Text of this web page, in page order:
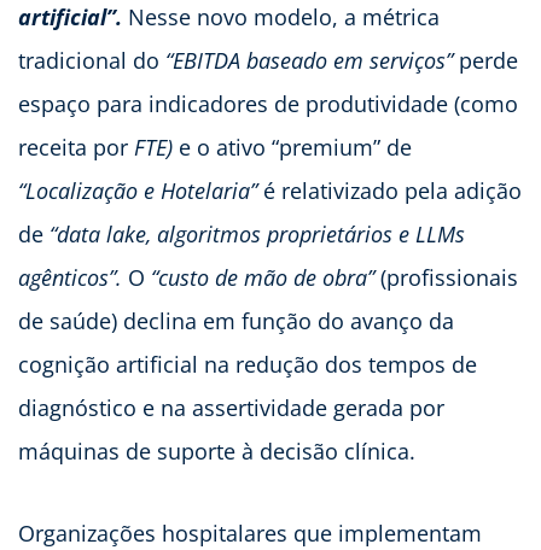
artificial”. Nesse novo modelo, a métrica
tradicional do “EBITDA baseado em serviços”perde
espaço para indicadores de produtividade (como
receita por FTE) e o ativo “premium” de
“Localização e Hotelaria”é relativizado pela adição
de “data lake, algoritmos proprietários e LLMs
agênticos”. O “custo de mão de obra”(profissionais
de saúde) declina em função do avanço da
cognição artificial na redução dos tempos de
diagnóstico e na assertividade gerada por
máquinas de suporte à decisão clínica.
Organizações hospitalares que implementam